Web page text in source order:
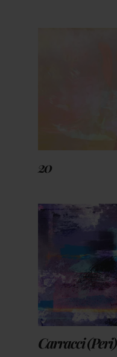
20
Carracci (Peri)